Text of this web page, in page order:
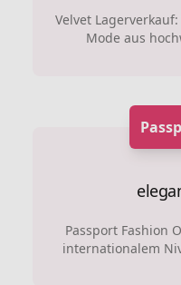
Velvet
Mode aus
Passport Fashion
internationalem